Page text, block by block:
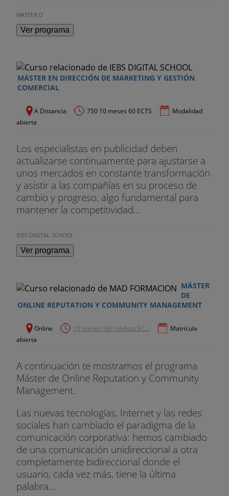
Estrategias y herramientas de social media
intelligence
Proyecto de investigación de mercados
Otras actividades
Encuentros con directivos
MASTER D
Ver programa
MÁSTER EN DIRECCIÓN DE MARKETING Y GESTIÓN
COMERCIAL
A Distancia 750 10 meses 60 ECTS
Modalidad
abierta
Los especialistas en publicidad deben
actualizarse continuamente para ajustarse a
unos mercados en constante transformación
y asistir a las compañías en su proceso de
cambio y progreso, algo fundamental para
mantener la competitividad...
IEBS DIGITAL SCHOOL
Ver programa
MÁSTER
DE
ONLINE REPUTATION Y COMMUNITY MANAGEMENT
Online 10 meses (60 créditos EC...
Matrícula
abierta
A continuación te mostramos el programa
Máster de Online Reputation y Community
Management.
Las nuevas tecnologías, Internet y las redes
sociales han cambiado el paradigma de la
comunicación corporativa: hemos cambiado
de una comunicación unidireccional a otra
completamente bidireccional donde el
usuario, cada vez más, tiene la última
palabra...